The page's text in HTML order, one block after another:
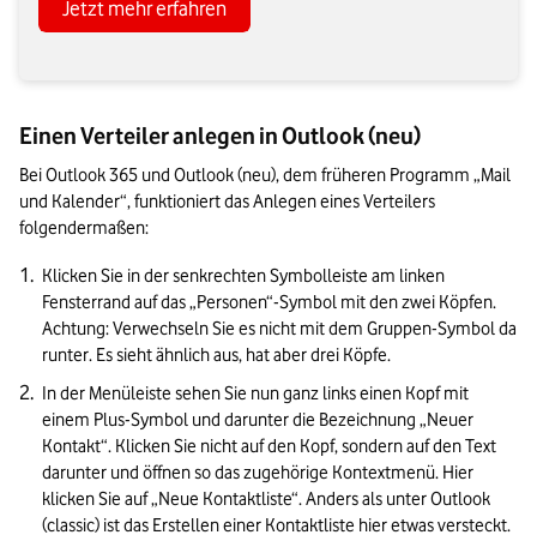
Jetzt mehr erfahren
Einen Verteiler anlegen in Outlook (neu)
Bei Outlook 365 und Outlook (neu), dem früheren Programm „Mail
und Kalender“, funktioniert das Anlegen eines Verteilers
folgendermaßen:
Klicken Sie in der senkrechten Symbolleiste am linken
Fensterrand auf das „Personen“-Symbol mit den zwei Köpfen.
Achtung: Verwechseln Sie es nicht mit dem Gruppen-Symbol da
runter. Es sieht ähnlich aus, hat aber drei Köpfe.
In der Menüleiste sehen Sie nun ganz links einen Kopf mit
einem Plus-Symbol und darunter die Bezeichnung „Neuer
Kontakt“. Klicken Sie nicht auf den Kopf, sondern auf den Text
darunter und öffnen so das zugehörige Kontextmenü. Hier
klicken Sie auf „Neue Kontaktliste“. Anders als unter Outlook
(classic) ist das Erstellen einer Kontaktliste hier etwas versteckt.